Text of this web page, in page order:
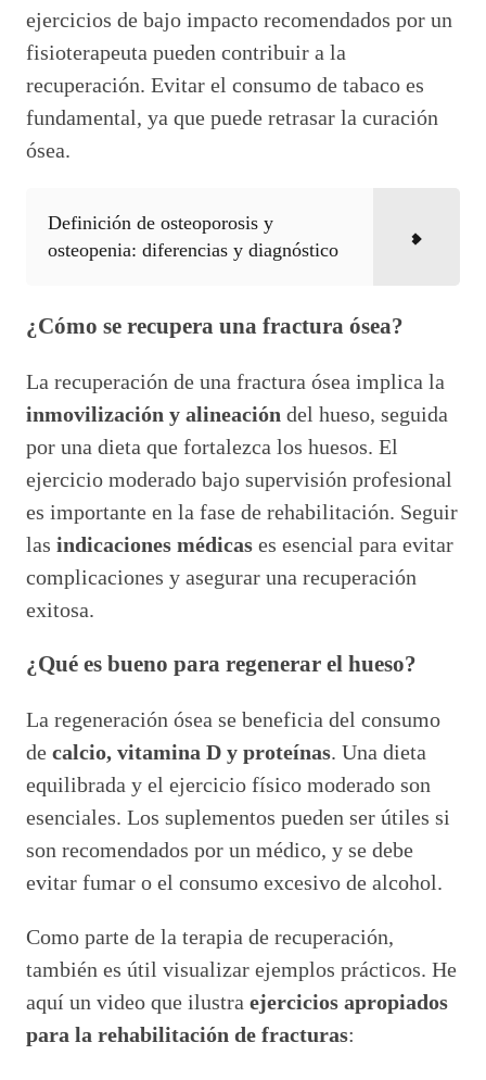
ejercicios de bajo impacto recomendados por un
fisioterapeuta pueden contribuir a la
recuperación. Evitar el consumo de tabaco es
fundamental, ya que puede retrasar la curación
ósea.
Definición de osteoporosis y
osteopenia: diferencias y diagnóstico
¿Cómo se recupera una fractura ósea?
La recuperación de una fractura ósea implica la
inmovilización y alineación del hueso, seguida
por una dieta que fortalezca los huesos. El
ejercicio moderado bajo supervisión profesional
es importante en la fase de rehabilitación. Seguir
las indicaciones médicas es esencial para evitar
complicaciones y asegurar una recuperación
exitosa.
¿Qué es bueno para regenerar el hueso?
La regeneración ósea se beneficia del consumo
de calcio, vitamina D y proteínas. Una dieta
equilibrada y el ejercicio físico moderado son
esenciales. Los suplementos pueden ser útiles si
son recomendados por un médico, y se debe
evitar fumar o el consumo excesivo de alcohol.
Como parte de la terapia de recuperación,
también es útil visualizar ejemplos prácticos. He
aquí un video que ilustra ejercicios apropiados
para la rehabilitación de fracturas: